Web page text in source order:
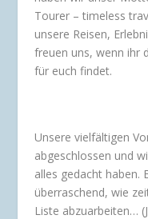
Tourer – timeless
unsere Reisen,
freuen uns, wenn ihr
für euch findet.
Unsere vielfältigen
abgeschlossen und
alles gedacht haben.
überraschend, wie
Liste abzuarbeiten…